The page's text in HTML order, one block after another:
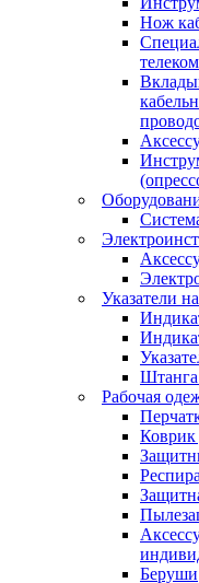
Нож
Указатели
Штанга
Рабочая
Коврик
Беруши